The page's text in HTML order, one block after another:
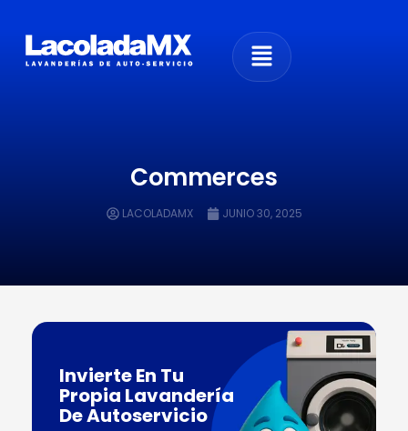
Commerces
LACOLADAMX JUNIO 30, 2025
Invierte En Tu
Propia Lavandería
De Autoservicio